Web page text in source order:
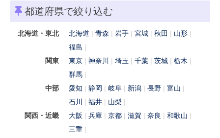
都道府県で絞り込む
北海道・東北 北海道 青森 岩手 宮城 秋田
山形
福島
関東
東京 神奈川 埼玉 千葉 茨城
栃木
群馬
中部
愛知 静岡 岐阜 新潟 長野
富山
石川
福井
山梨
関西・近畿
大阪 兵庫 京都 滋賀 奈良
和歌山
三重